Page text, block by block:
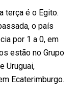
terça é o Egito.
o país
por 1 a 0, em
estão no Grupo
Uruguai,
Ecaterimburgo.